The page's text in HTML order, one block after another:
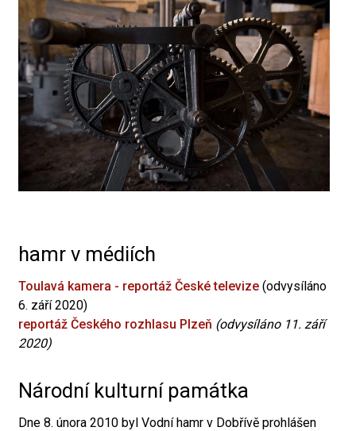
hamr v médiích
Toulavá kamera - reportáž České televize (odvysíláno
6. září 2020)
reportáž Českého rozhlasu Plzeň (odvysíláno 11. září
2020)
Národní kulturní památka
Dne 8. února 2010 byl Vodní hamr v Dobřívě prohlášen